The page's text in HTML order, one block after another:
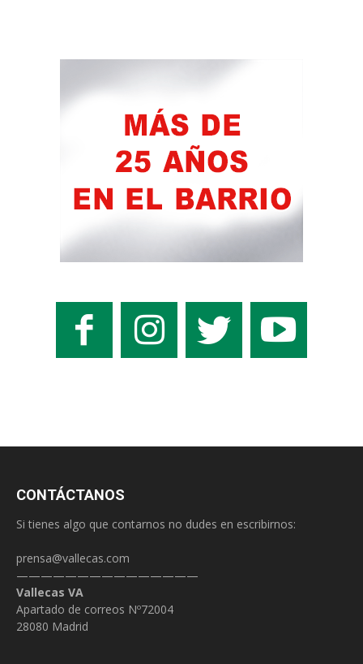
CONTÁCTANOS
Si tienes algo que contarnos no dudes en escribirnos:
prensa@vallecas.com
———————————————
Vallecas VA
Apartado de correos Nº72004
28080 Madrid